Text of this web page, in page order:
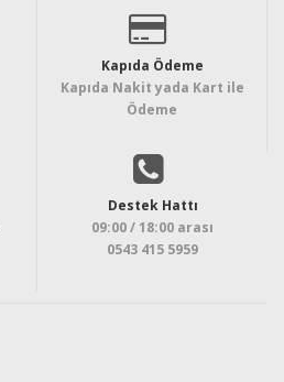
Kapıda Ödeme
Kapıda Nakit yada Kart ile
Ödeme
Destek Hattı
09:00 / 18:00 arası
0543 415 5959